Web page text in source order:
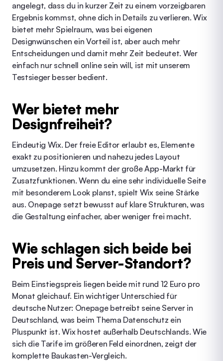
angelegt, dass du in kurzer Zeit zu einem vorzeigbaren
Ergebnis kommst, ohne dich in Details zu verlieren. Wix
bietet mehr Spielraum, was bei eigenen
Designwünschen ein Vorteil ist, aber auch mehr
Entscheidungen und damit mehr Zeit bedeutet. Wer
einfach nur schnell online sein will, ist mit unserem
Testsieger besser bedient.
Wer bietet mehr
Designfreiheit?
Eindeutig Wix. Der freie Editor erlaubt es, Elemente
exakt zu positionieren und nahezu jedes Layout
umzusetzen. Hinzu kommt der große App-Markt für
Zusatzfunktionen. Wenn du eine sehr individuelle Seite
mit besonderem Look planst, spielt Wix seine Stärke
aus. Onepage setzt bewusst auf klare Strukturen, was
die Gestaltung einfacher, aber weniger frei macht.
Wie schlagen sich beide bei
Preis und Server-Standort?
Beim Einstiegspreis liegen beide mit rund 12 Euro pro
Monat gleichauf. Ein wichtiger Unterschied für
deutsche Nutzer: Onepage betreibt seine Server in
Deutschland, was beim Thema Datenschutz ein
Pluspunkt ist. Wix hostet außerhalb Deutschlands. Wie
sich die Tarife im größeren Feld einordnen, zeigt der
komplette Baukasten-Vergleich.